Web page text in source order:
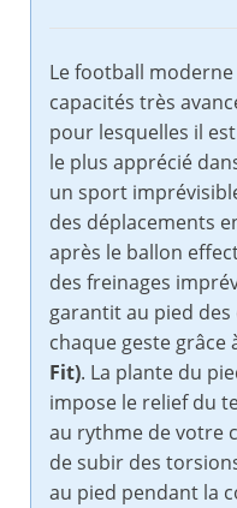
Le football
capacités très
pour lesquelles il
le plus apprécié
un sport
des déplacements
après le ballon
des freinages
garantit au pied
chaque geste grâce
Fit). La plante du
impose le relief du
au rythme de votre
de subir des
au pied pendant la